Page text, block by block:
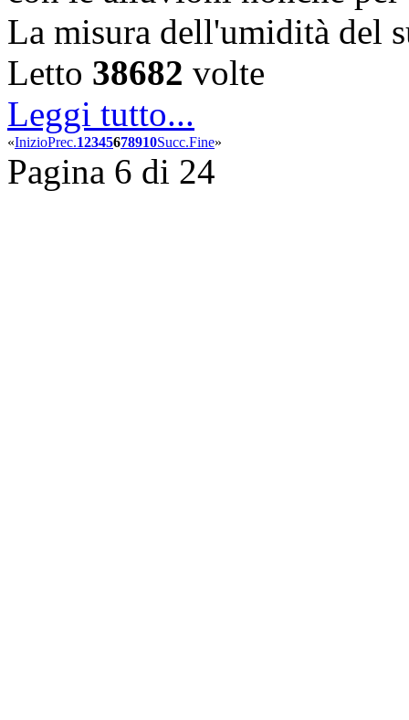
La misura dell'umidità del
Letto 38682 volte
Leggi tutto...
«InizioPrec.12345678910Succ.Fine»
Pagina 6 di 24